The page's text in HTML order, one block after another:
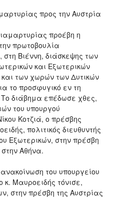
προς την Αυστρία
προέβη η
πρωτοβουλία
Βιέννη, διάσκεψης των
και Εξωτερικών
και των χωρών των Δυτικών
το προσφυγικό εν τη
διάβημα επέδωσε χθες,
του υπουργού
Κοτζιά, ο πρέσβης
πολιτικός διευθυντής
Εξωτερικών, στην πρέσβη
Αθήνα.
του υπουργείου
κ. Μαυροειδής τόνισε,
στην πρέσβη της Αυστρίας